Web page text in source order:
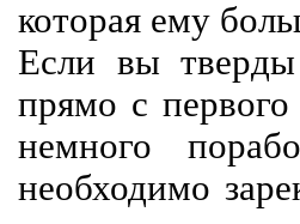
которая ему
Если вы
прямо с
немного
необходимо